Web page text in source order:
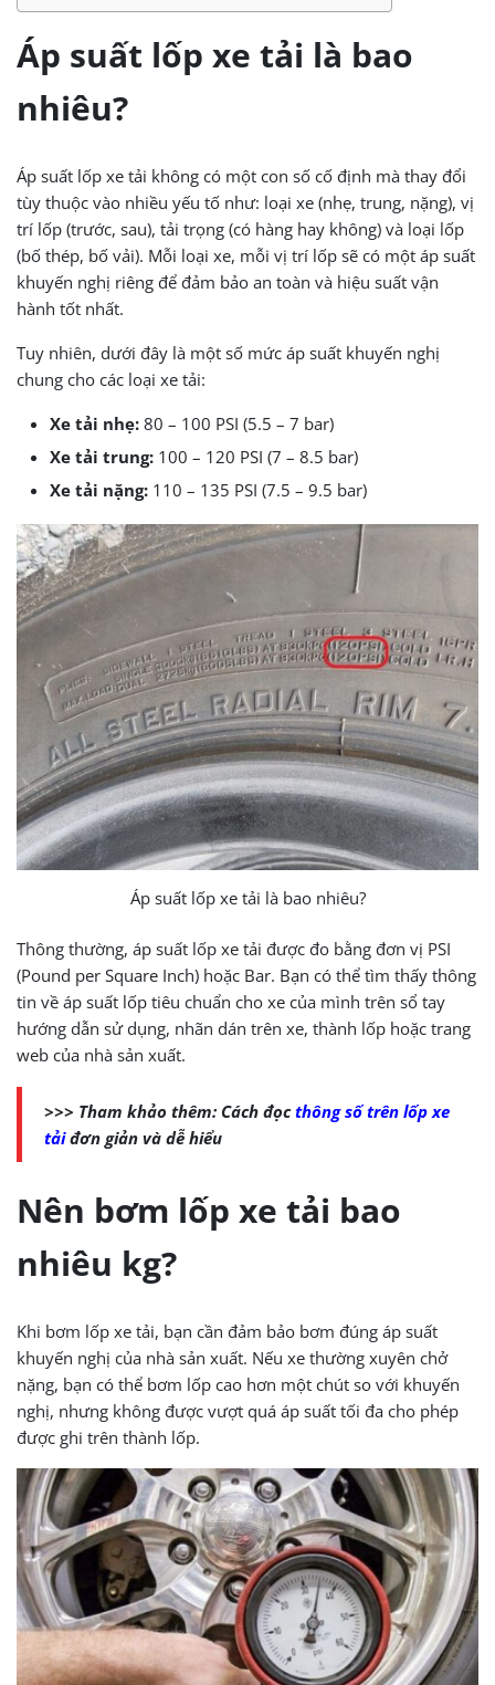
Áp suất lốp xe tải là bao
nhiêu?
Áp suất lốp xe tải không có một con số cố định mà thay đổi
tùy thuộc vào nhiều yếu tố như: loại xe (nhẹ, trung, nặng), vị
trí lốp (trước, sau), tải trọng (có hàng hay không) và loại lốp
(bố thép, bố vải). Mỗi loại xe, mỗi vị trí lốp sẽ có một áp suất
khuyến nghị riêng để đảm bảo an toàn và hiệu suất vận
hành tốt nhất.
Tuy nhiên, dưới đây là một số mức áp suất khuyến nghị
chung cho các loại xe tải:
Xe tải nhẹ: 80 – 100 PSI (5.5 – 7 bar)
Xe tải trung: 100 – 120 PSI (7 – 8.5 bar)
Xe tải nặng: 110 – 135 PSI (7.5 – 9.5 bar)
Áp suất lốp xe tải là bao nhiêu?
Thông thường, áp suất lốp xe tải được đo bằng đơn vị PSI
(Pound per Square Inch) hoặc Bar. Bạn có thể tìm thấy thông
tin về áp suất lốp tiêu chuẩn cho xe của mình trên sổ tay
hướng dẫn sử dụng, nhãn dán trên xe, thành lốp hoặc trang
web của nhà sản xuất.
>>> Tham khảo thêm: Cách đọcthông số trên lốp xe
tảiđơn giản và dễ hiểu
Nên bơm lốp xe tải bao
nhiêu kg?
Khi bơm lốp xe tải, bạn cần đảm bảo bơm đúng áp suất
khuyến nghị của nhà sản xuất. Nếu xe thường xuyên chở
nặng, bạn có thể bơm lốp cao hơn một chút so với khuyến
nghị, nhưng không được vượt quá áp suất tối đa cho phép
được ghi trên thành lốp.